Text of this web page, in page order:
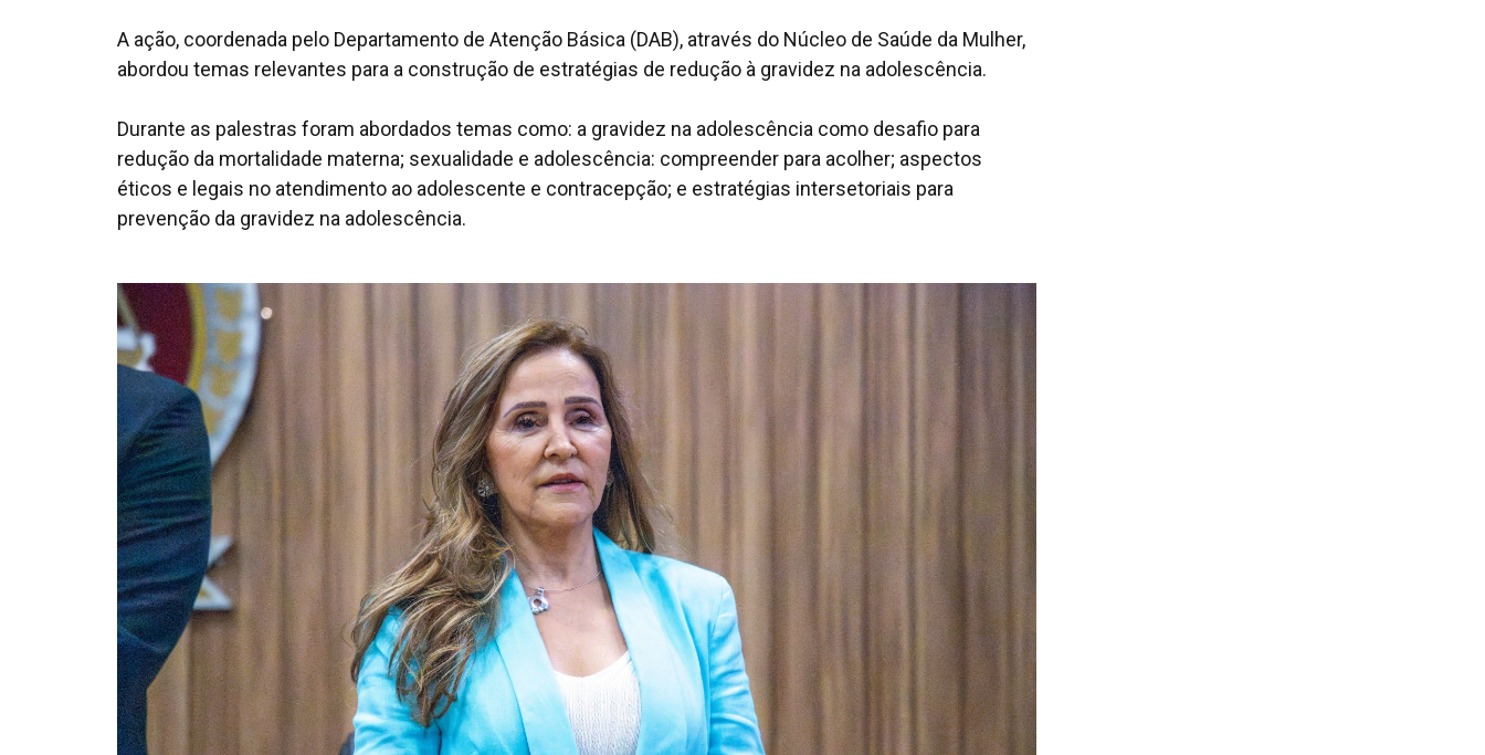
A ação, coordenada pelo Departamento de Atenção Básica (DAB), através do Núcleo de Saúde da Mulher,
abordou temas relevantes para a construção de estratégias de redução à gravidez na adolescência.
Durante as palestras foram abordados temas como: a gravidez na adolescência como desafio para
redução da mortalidade materna; sexualidade e adolescência: compreender para acolher; aspectos
éticos e legais no atendimento ao adolescente e contracepção; e estratégias intersetoriais para
prevenção da gravidez na adolescência.